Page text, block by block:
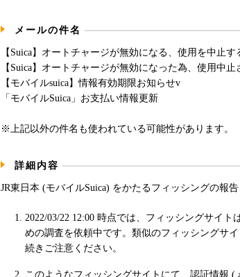
メールの件名
【Suica】オートチャージが無効になる、使用を中止す
【Suica】オートチャージが無効になった為、使用中止
【モバイルsuica】情報有効期限お知らせv
「モバイルSuica」お支払い情報更新
※上記以外の件名も使われている可能性があります。
詳細内容
JR東日本 (モバイルSuica) をかたるフィッシングの報告
2022/03/22 12:00 時点では、フィッシングサイト
めの調査を依頼中です。類似のフィッシングサ
続きご注意ください。
このようなフィッシングサイトにて、認証情報